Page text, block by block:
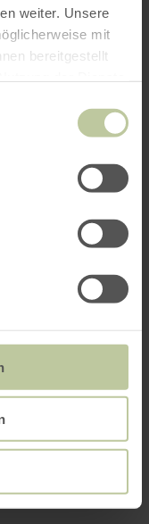
weiter. Unsere
mit
bereitgestellt